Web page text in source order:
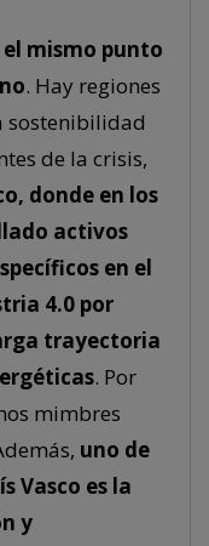
el mismo punto
. Hay regiones
sostenibilidad
de la crisis,
donde en los
activos
en el
4.0 por
trayectoria
. Por
mimbres
uno de
Vasco es la
y